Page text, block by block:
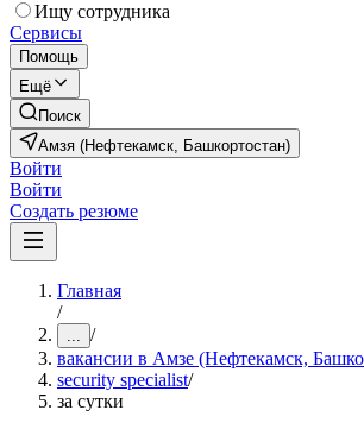
Ищу сотрудника
Сервисы
Помощь
Ещё
Поиск
Амзя (Нефтекамск, Башкортостан)
Войти
Войти
Создать резюме
Главная
/
... /
вакансии в Амзе (Нефтекамск,
security specialist/
за сутки